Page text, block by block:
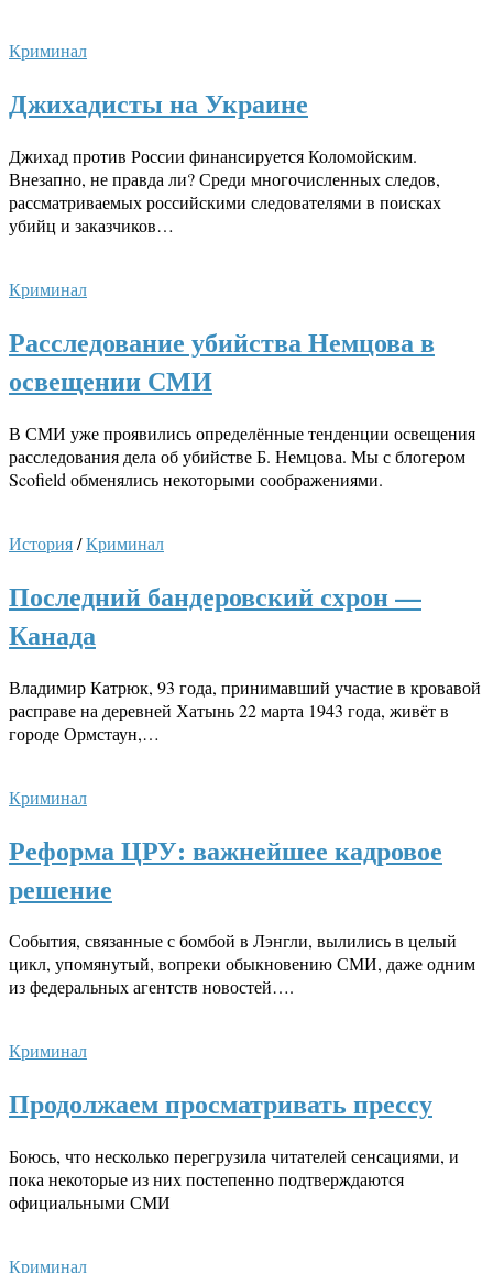
Криминал
Джихадисты на Украине
Джихад против России финансируется Коломойским.
Внезапно, не правда ли? Среди многочисленных следов,
рассматриваемых российскими следователями в поисках
убийц и заказчиков…
Криминал
Расследование убийства Немцова в
освещении СМИ
В СМИ уже проявились определённые тенденции освещения
расследования дела об убийстве Б. Немцова. Мы с блогером
Scofield обменялись некоторыми соображениями.
История/Криминал
Последний бандеровский схрон —
Канада
Владимир Катрюк, 93 года, принимавший участие в кровавой
расправе на деревней Хатынь 22 марта 1943 года, живёт в
городе Ормстаун,…
Криминал
Реформа ЦРУ: важнейшее кадровое
решение
События, связанные с бомбой в Лэнгли, вылились в целый
цикл, упомянутый, вопреки обыкновению СМИ, даже одним
из федеральных агентств новостей….
Криминал
Продолжаем просматривать прессу
Боюсь, что несколько перегрузила читателей сенсациями, и
пока некоторые из них постепенно подтверждаются
официальными СМИ
Криминал